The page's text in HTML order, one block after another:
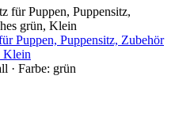
Puppen, Puppensitz, Zubehör
Klein
· Farbe: grün